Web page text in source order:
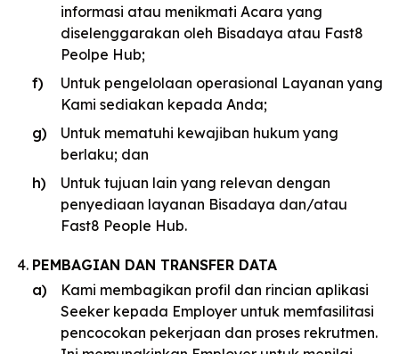
informasi atau menikmati Acara yang
diselenggarakan oleh Bisadaya atau Fast8
Peolpe Hub;
Untuk pengelolaan operasional Layanan yang
Kami sediakan kepada Anda;
Untuk mematuhi kewajiban hukum yang
berlaku; dan
Untuk tujuan lain yang relevan dengan
penyediaan layanan Bisadaya dan/atau
Fast8 People Hub.
PEMBAGIAN DAN TRANSFER DATA
Kami membagikan profil dan rincian aplikasi
Seeker kepada Employer untuk memfasilitasi
pencocokan pekerjaan dan proses rekrutmen.